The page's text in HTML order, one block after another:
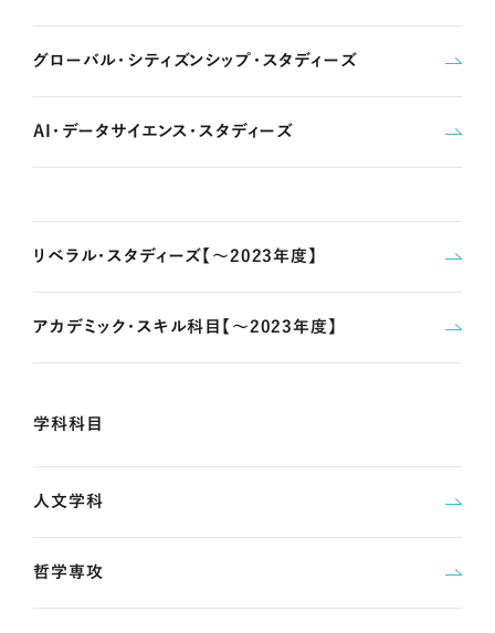
グローバル・シティズンシップ・スタディーズ
AI・データサイエンス・スタディーズ
リベラル・スタディーズ【～2023年度】
アカデミック・スキル科目【～2023年度】
学科科目
人文学科
哲学専攻